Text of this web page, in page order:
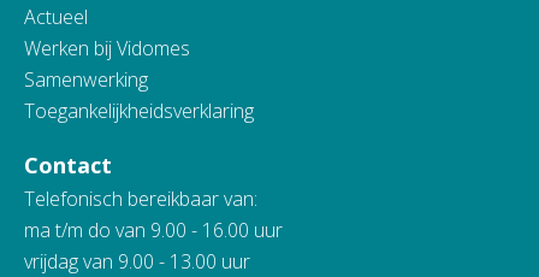
Actueel
Werken bij Vidomes
Samenwerking
Toegankelijkheidsverklaring
Contact
Telefonisch bereikbaar van:
ma t/m do van 9.00 - 16.00 uur
vrijdag van 9.00 - 13.00 uur